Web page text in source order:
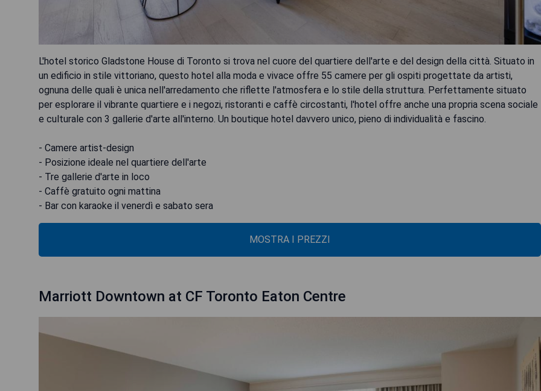
L'hotel storico Gladstone House di Toronto si trova nel cuore del quartiere dell'arte e del design della città. Situato in
un edificio in stile vittoriano, questo hotel alla moda e vivace offre 55 camere per gli ospiti progettate da artisti,
ognuna delle quali è unica nell'arredamento che riflette l'atmosfera e lo stile della struttura. Perfettamente situato
per esplorare il vibrante quartiere e i negozi, ristoranti e caffè circostanti, l'hotel offre anche una propria scena sociale
e culturale con 3 gallerie d'arte all'interno. Un boutique hotel davvero unico, pieno di individualità e fascino.
- Camere artist-design
- Posizione ideale nel quartiere dell'arte
- Tre gallerie d'arte in loco
- Caffè gratuito ogni mattina
- Bar con karaoke il venerdì e sabato sera
MOSTRA I PREZZI
Marriott Downtown at CF Toronto Eaton Centre